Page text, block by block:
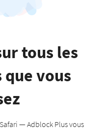
tous les
vous
— Adblock Plus vous